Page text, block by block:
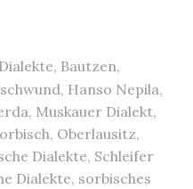
, Bautzen,
, Hanso Nepila,
, Muskauer Dialekt,
, Oberlausitz,
Dialekte, Schleifer
Dialekte, sorbisches